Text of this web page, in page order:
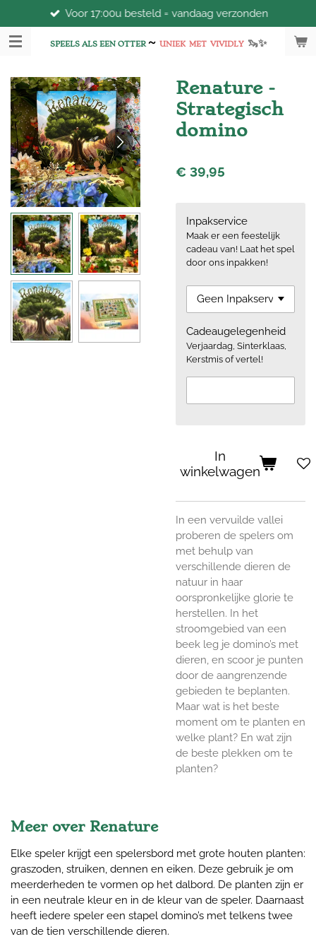
direct
naar
hoofdinhoud
SPEELS ALS EEN OTTER~ UNIEK MET VIVIDLY 🦦✨
Voor 17:00u besteld = vandaag verzonden
Renature -
Strategisch
domino
€ 39,95
Inpakservice
Maak er een feestelijk
cadeau van! Laat het spel
door ons inpakken!
Cadeaugelegenheid
Verjaardag, Sinterklaas,
Kerstmis of vertel!
In
winkelwagen
In een vervuilde vallei
proberen de spelers om
met behulp van
verschillende dieren de
natuur in haar
oorspronkelijke glorie te
herstellen. In het
stroomgebied van een
beek leg je domino’s met
dieren, en scoor je punten
door de aangrenzende
gebieden te beplanten.
Maar wat is het beste
moment om te planten en
welke plant? En wat zijn
de beste plekken om te
planten?
Meer over Renature
Elke speler krijgt een spelersbord met grote houten planten:
graszoden, struiken, dennen en eiken. Deze gebruik je om
meerderheden te vormen op het dalbord. De planten zijn er
in een neutrale kleur en in de kleur van de speler. Daarnaast
heeft iedere speler een stapel domino’s met telkens twee
van de tien verschillende dieren.